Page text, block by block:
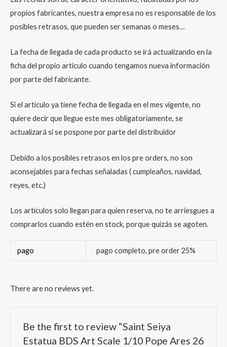
propios fabricantes, nuestra empresa no es responsable de los
posibles retrasos, que pueden ser semanas o meses…
La fecha de llegada de cada producto se irá actualizando en la
ficha del propio artículo cuando tengamos nueva información
por parte del fabricante.
Si el artículo ya tiene fecha de llegada en el mes vigente, no
quiere decir que llegue este mes obligatoriamente, se
actualizará si se pospone por parte del distribuidor
Debido a los posibles retrasos en los pre orders, no son
aconsejables para fechas señaladas ( cumpleaños, navidad,
reyes, etc.)
Los artículos solo llegan para quien reserva, no te arriesgues a
comprarlos cuando estén en stock, porque quizás se agoten.
pago pago completo, pre order 25%
There are no reviews yet.
Be the first to review “Saint Seiya
Estatua BDS Art Scale 1/10 Pope Ares 26